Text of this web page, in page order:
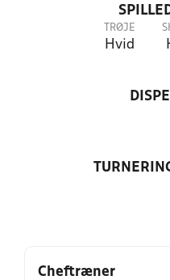
TRØJE
Hvid
Cheftræner